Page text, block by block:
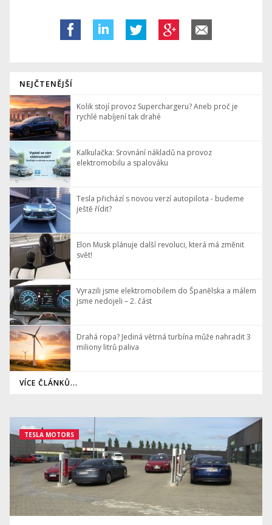
NEJČTENĚJŠÍ
Kolik stojí provoz Superchargeru? Aneb proč je
rychlé nabíjení tak drahé
Kalkulačka: Srovnání nákladů na provoz
elektromobilu a spalováku
Tesla přichází s novou verzí autopilota - budeme
ještě řídit?
Elon Musk plánuje další revoluci, která má změnit
svět!
Vyrazili jsme elektromobilem do Španělska a málem
jsme nedojeli – 2. část
Drahá ropa? Jediná větrná turbína může nahradit 3
miliony litrů paliva
VÍCE ČLÁNKŮ...
TESLA MOTORS